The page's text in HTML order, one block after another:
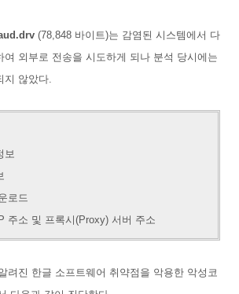
(78,848 바이트)는 감염된 시스템에서 다
여 외부로 전송을 시도하게 되나 분석 당시에는
지 않았다.
보
로드
주소 및 프록시(Proxy) 서버 주소
려진 한글 소프트웨어 취약점을 악용한 악성코